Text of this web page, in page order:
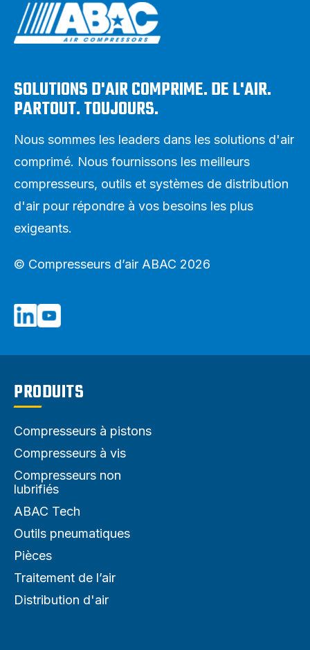
SOLUTIONS D'AIR COMPRIME. DE L'AIR.
PARTOUT. TOUJOURS.
Nous sommes les leaders dans les solutions d'air
comprimé. Nous fournissons les meilleurs
compresseurs, outils et systèmes de distribution
d'air pour répondre à vos besoins les plus
exigeants.
© Compresseurs d’air ABAC 2026
PRODUITS
Compresseurs à pistons
Compresseurs à vis
Compresseurs non
lubrifiés
ABAC Tech
Outils pneumatiques
Pièces
Traitement de l’air
Distribution d'air